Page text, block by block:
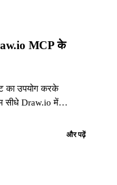
MCP के
का उपयोग करके
सीधे Draw.io में
और पढ़ें